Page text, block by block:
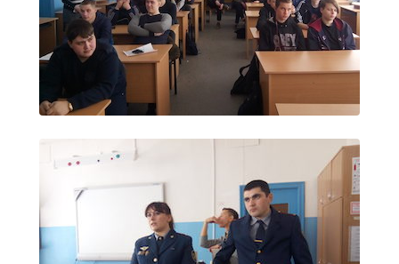
Фотографии техникума
ПОЛЕЗНЫЕ ССЫЛКИ
Министерство науки и высшего образования
Главное управление по контролю за оборотом
наркотиков
Общероссийская база вакансий "Работа в
Сбербанк Онлайн - оплачивайте
образовательные услуги